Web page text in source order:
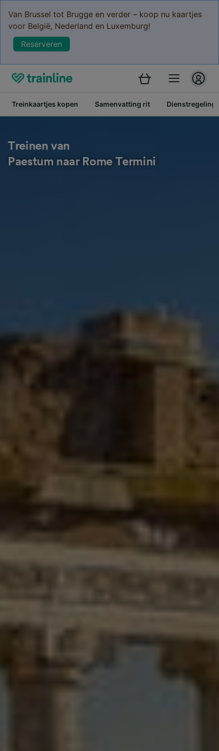
Van Brussel tot Brugge en verder – koop nu kaartjes
voor België, Nederland en Luxemburg!
Reserveren
Treinkaartjes kopen Samenvatting rit Dienstregeling
Treinen van
Paestum naar Rome Termini